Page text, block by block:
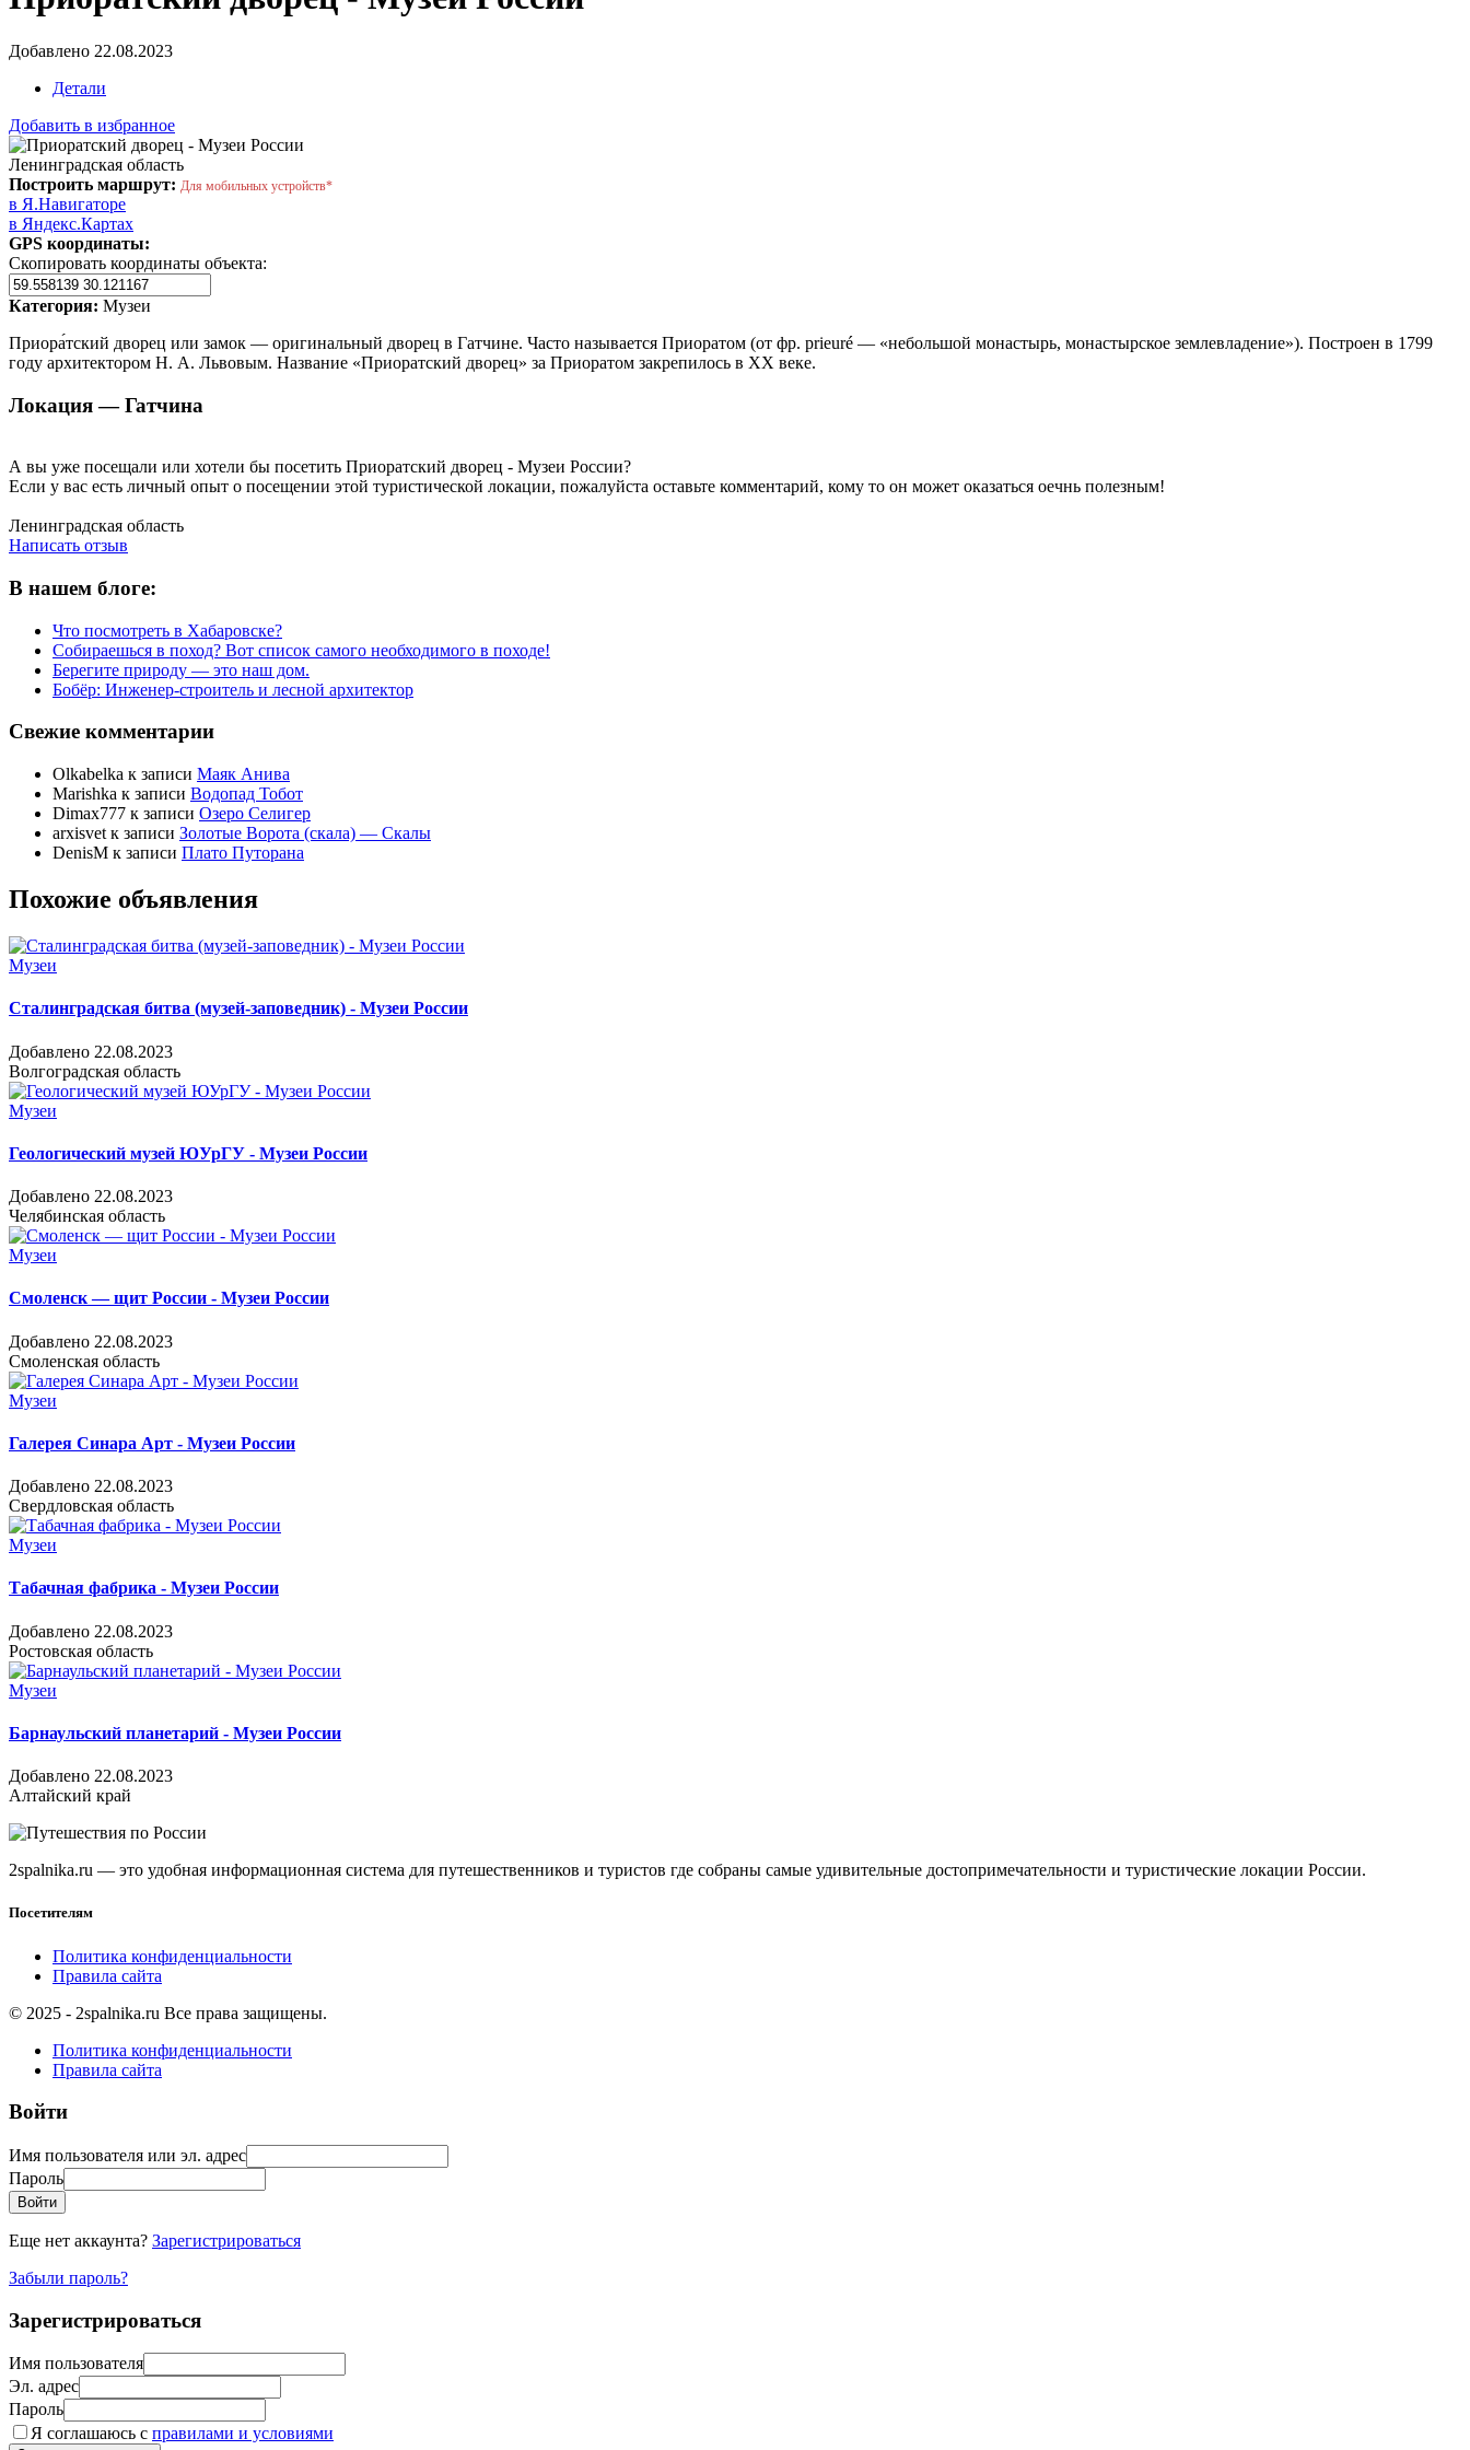
Добавлено 22.08.2023
Детали
Добавить в избранное
Ленинградская область
Построить маршрут: Для мобильных устройств*
в Я.Навигаторе
в Яндекс.Картах
GPS координаты:
Скопировать координаты объекта:
Категория: Музеи
Приора́тский дворец или замок — оригинальный дворец в Гатчине. Часто называется Приоратом (от фр. prieuré — «небольшой монастырь, монастырское землевладение»). Построен в 1799
году архитектором Н. А. Львовым. Название «Приоратский дворец» за Приоратом закрепилось в XX веке.
Локация — Гатчина
А вы уже посещали или хотели бы посетить Приоратский дворец - Музеи России?
Если у вас есть личный опыт о посещении этой туристической локации, пожалуйста оставьте комментарий, кому то он может оказаться оечнь полезным!
Ленинградская область
Написать отзыв
В нашем блоге:
Что посмотреть в Хабаровске?
Собираешься в поход? Вот список самого необходимого в походе!
Берегите природу — это наш дом.
Бобёр: Инженер-строитель и лесной архитектор
Свежие комментарии
Olkabelka к записи Маяк Анива
Marishka к записи Водопад Тобот
Dimax777 к записи Озеро Селигер
arxisvet к записи Золотые Ворота (скала) — Скалы
DenisM к записи Плато Путорана
Похожие объявления
Музеи
Сталинградская битва (музей-заповедник) - Музеи России
Добавлено 22.08.2023
Волгоградская область
Музеи
Геологический музей ЮУрГУ - Музеи России
Добавлено 22.08.2023
Челябинская область
Музеи
Смоленск — щит России - Музеи России
Добавлено 22.08.2023
Смоленская область
Музеи
Галерея Синара Арт - Музеи России
Добавлено 22.08.2023
Свердловская область
Музеи
Табачная фабрика - Музеи России
Добавлено 22.08.2023
Ростовская область
Музеи
Барнаульский планетарий - Музеи России
Добавлено 22.08.2023
Алтайский край
2spalnika.ru — это удобная информационная система для путешественников и туристов где собраны самые удивительные достопримечательности и туристические локации России.
Посетителям
Политика конфиденциальности
Правила сайта
© 2025 - 2spalnika.ru Все права защищены.
Политика конфиденциальности
Правила сайта
Войти
Имя пользователя или эл. адрес
Пароль
Войти
Еще нет аккаунта? Зарегистрироваться
Забыли пароль?
Зарегистрироваться
Имя пользователя
Эл. адрес
Пароль
Я соглашаюсь с правилами и условиями